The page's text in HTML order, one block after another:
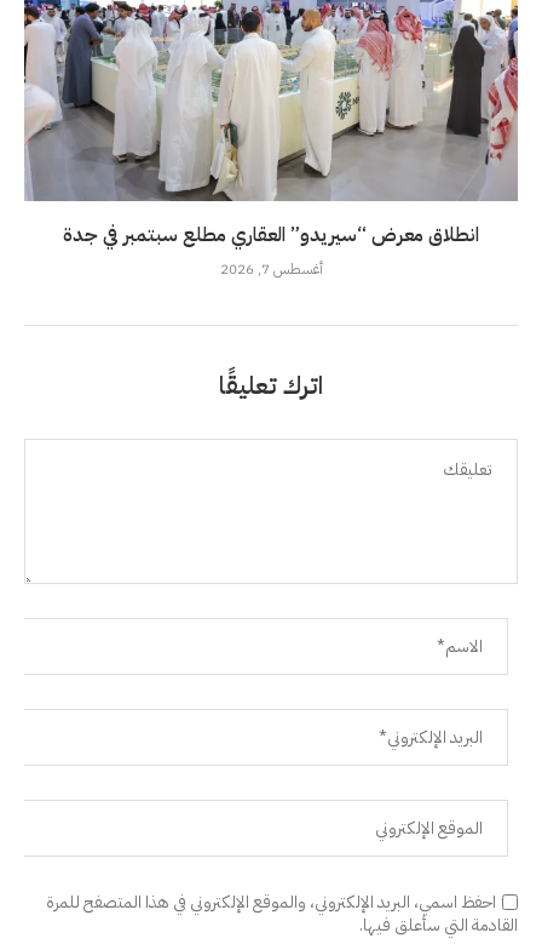
انطلاق معرض “سيريدو” العقاري مطلع سبتمبر في جدة
أغسطس 7, 2026
اترك تعليقًا
احفظ اسمي، البريد الإلكتروني، والموقع الإلكتروني في هذا المتصفح للمرة
القادمة التي سأعلق فيها.